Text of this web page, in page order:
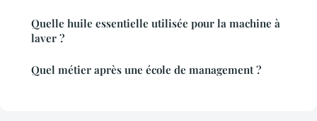
Quelle huile essentielle utilisée pour la machine à
laver ?
Quel métier après une école de management ?